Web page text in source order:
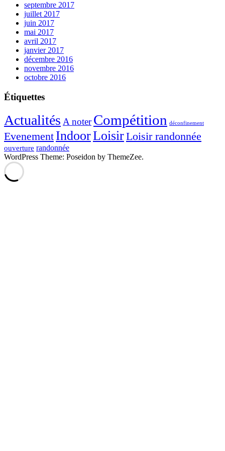
septembre 2017
juillet 2017
juin 2017
mai 2017
avril 2017
janvier 2017
décembre 2016
novembre 2016
octobre 2016
Étiquettes
Actualités A noter Compétition déconfinement
Evenement IndoorLoisirLoisir randonnée
ouverture randonnée
WordPress Theme: Poseidon by ThemeZee.